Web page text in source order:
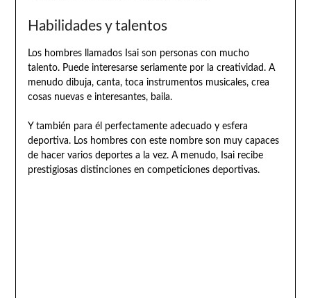
Habilidades y talentos
Los hombres llamados Isai son personas con mucho
talento. Puede interesarse seriamente por la creatividad. A
menudo dibuja, canta, toca instrumentos musicales, crea
cosas nuevas e interesantes, baila.
Y también para él perfectamente adecuado y esfera
deportiva. Los hombres con este nombre son muy capaces
de hacer varios deportes a la vez. A menudo, Isai recibe
prestigiosas distinciones en competiciones deportivas.